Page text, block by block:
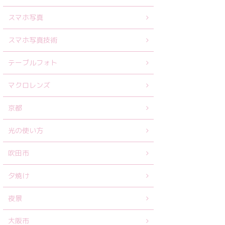
スマホ写真
スマホ写真技術
テーブルフォト
マクロレンズ
京都
光の使い方
吹田市
夕焼け
夜景
大阪市